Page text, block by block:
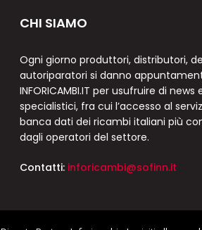
CHI SIAMO
Ogni giorno produttori, distributori,
autoriparatori si danno
INFORICAMBI.IT per usufruire di news
specialistici, fra cui l’accesso al
banca dati dei ricambi italiani più
dagli operatori del settore.
Contatti: inforicambi@sofinn.it